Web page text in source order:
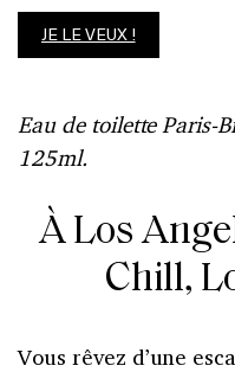
JE LE VEUX !
Eau de toilette Paris-
125ml.
À Los
Chill,
Vous rêvez d’une